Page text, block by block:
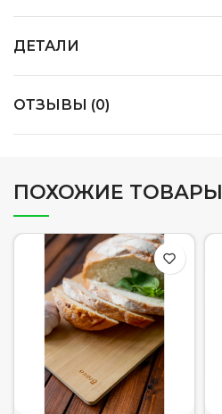
ДЕТАЛИ
ОТЗЫВЫ (0)
ПОХОЖИЕ ТОВАРЫ